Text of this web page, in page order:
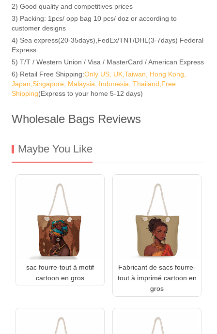
2) Good quality and competitives prices
3) Packing: 1pcs/ opp bag 10 pcs/ doz or according to
customer designs
4) Sea express(20-35days),FedEx/TNT/DHL(3-7days) Federal
Express.
5) T/T / Western Union / Visa / MasterCard / American Express
6) Retail Free Shipping:Only US, UK,Taiwan, Hong Kong,
Japan,Singapore, Malaysia, Indonesia, Thailand,Free
Shipping(Express to your home 5-12 days)
Wholesale Bags Reviews
Maybe You Like
sac fourre-tout à motif
cartoon en gros
Fabricant de sacs fourre-
tout à imprimé cartoon en
gros